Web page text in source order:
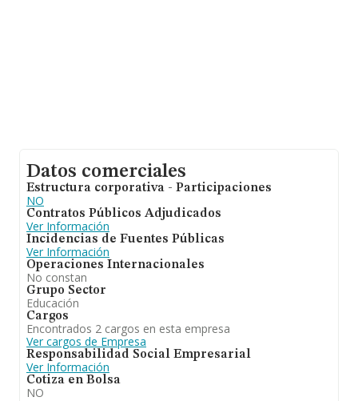
Datos comerciales
Estructura corporativa - Participaciones
NO
Contratos Públicos Adjudicados
Ver Información
Incidencias de Fuentes Públicas
Ver Información
Operaciones Internacionales
No constan
Grupo Sector
Educación
Cargos
Encontrados 2 cargos en esta empresa
Ver cargos de Empresa
Responsabilidad Social Empresarial
Ver Información
Cotiza en Bolsa
NO